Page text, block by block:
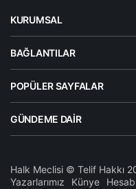
KURUMSAL
BAĞLANTILAR
POPÜLER SAYFALAR
GÜNDEME DAIR
Halk Meclisi © Telif Hakkı
Yazarlarımız
Künye